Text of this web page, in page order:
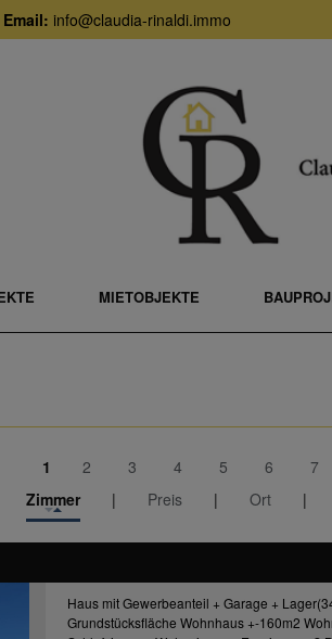
Email: info@claudia-rinaldi.immo
MIETOBJEKTE
1 2 3 4 5 6 7
Zimmer | Preis | Ort |
Haus mit Gewerbeanteil + Garage +
Grundstücksfläche Wohnhaus +-160m2